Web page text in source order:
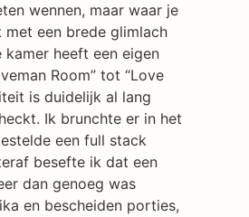
wennen, maar waar je
een brede glimlach
heeft een eigen
Room” tot “Love
is duidelijk al lang
Ik brunchte er in het
een full stack
besefte ik dat een
dan genoeg was
en bescheiden porties,